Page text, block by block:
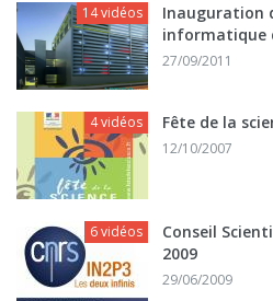
14 vidéos
Inauguration
informatique
27/09/2011
4 vidéos Fête de la
12/10/2007
6 vidéos
Conseil
2009
29/06/2009